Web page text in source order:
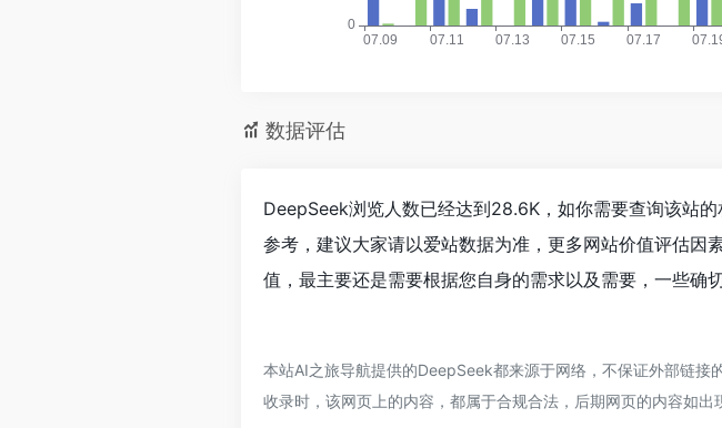
数据评估
DeepSeek浏览人数已经达到28.6K，如你需要查询该站
参考，建议大家请以爱站数据为准，更多网站价值评估
值，最主要还是需要根据您自身的需求以及需要，一些确
本站AI之旅导航提供的DeepSeek都来源于网络，不保证外部链
收录时，该网页上的内容，都属于合规合法，后期网页的内容如